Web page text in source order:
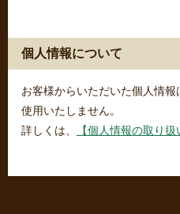
個人情報について
お客様からいただいた個人情
使用いたしません。
詳しくは、
【個人情報の取り扱